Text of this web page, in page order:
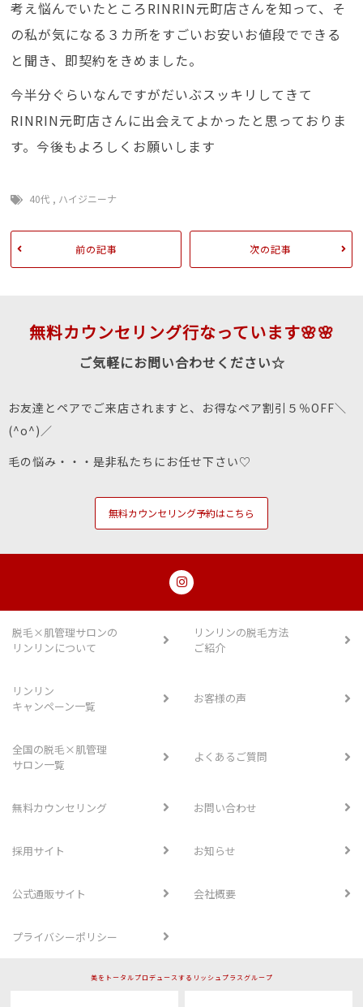
考え悩んでいたところRINRIN元町店さんを知って、そ
の私が気になる３カ所をすごいお安いお値段でできる
と聞き、即契約をきめました。
今半分ぐらいなんですがだいぶスッキリしてきて
RINRIN元町店さんに出会えてよかったと思っておりま
す。今後もよろしくお願いします
40代 , ハイジニーナ
前の記事 次の記事
無料カウンセリング行なっています🌸🌸
ご気軽にお問い合わせください☆
お友達とペアでご来店されますと、お得なペア割引５％OFF＼
(^o^)／
毛の悩み・・・是非私たちにお任せ下さい♡
無料カウンセリング予約はこちら
脱毛×肌管理サロンの
リンリンについて
リンリンの脱毛方法
ご紹介
リンリン
キャンペーン一覧
お客様の声
全国の脱毛×肌管理
サロン一覧
よくあるご質問
無料カウンセリング お問い合わせ
採用サイト お知らせ
公式通販サイト 会社概要
プライバシーポリシー
美をトータルプロデュースするリッシュプラスグループ